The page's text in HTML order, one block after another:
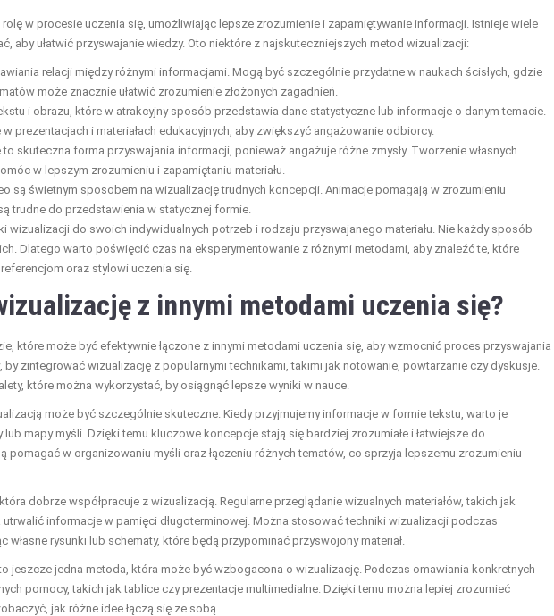
w procesie uczenia się, umożliwiając lepsze zrozumienie i zapamiętywanie informacji. Istnieje wiele
aby ułatwić przyswajanie wiedzy. Oto niektóre z najskuteczniejszych metod wizualizacji:
relacji między różnymi informacjami. Mogą być szczególnie przydatne w naukach ścisłych, gdzie
może znacznie ułatwić zrozumienie złożonych zagadnień.
i obrazu, które w atrakcyjny sposób przedstawia dane statystyczne lub informacje o danym temacie.
prezentacjach i materiałach edukacyjnych, aby zwiększyć angażowanie odbiorcy.
to skuteczna forma przyswajania informacji, ponieważ angażuje różne zmysły. Tworzenie własnych
w lepszym zrozumieniu i zapamiętaniu materiału.
są świetnym sposobem na wizualizację trudnych koncepcji. Animacje pomagają w zrozumieniu
trudne do przedstawienia w statycznej formie.
wizualizacji do swoich indywidualnych potrzeb i rodzaju przyswajanego materiału. Nie każdy sposób
Dlatego warto poświęcić czas na eksperymentowanie z różnymi metodami, aby znaleźć te, które
oraz stylowi uczenia się.
z innymi metodami uczenia się?
które może być efektywnie łączone z innymi metodami uczenia się, aby wzmocnić proces przyswajania
zintegrować wizualizację z popularnymi technikami, takimi jak notowanie, powtarzanie czy dyskusje.
które można wykorzystać, by osiągnąć lepsze wyniki w nauce.
może być szczególnie skuteczne. Kiedy przyjmujemy informacje w formie tekstu, warto je
mapy myśli. Dzięki temu kluczowe koncepcje stają się bardziej zrozumiałe i łatwiejsze do
pomagać w organizowaniu myśli oraz łączeniu różnych tematów, co sprzyja lepszemu zrozumieniu
dobrze współpracuje z wizualizacją. Regularne przeglądanie wizualnych materiałów, takich jak
informacje w pamięci długoterminowej. Można stosować techniki wizualizacji podczas
własne rysunki lub schematy, które będą przypominać przyswojony materiał.
jeszcze jedna metoda, która może być wzbogacona o wizualizację. Podczas omawiania konkretnych
pomocy, takich jak tablice czy prezentacje multimedialne. Dzięki temu można lepiej zrozumieć
jak różne idee łączą się ze sobą.